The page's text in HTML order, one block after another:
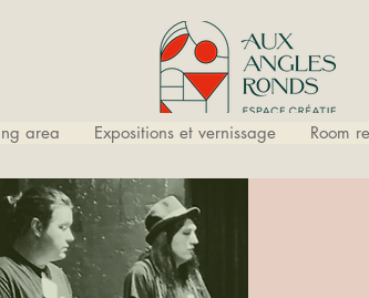
area Expositions et vernissage Room